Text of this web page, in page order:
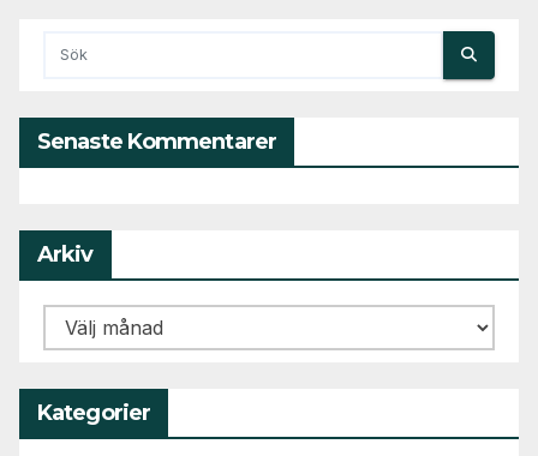
Senaste Kommentarer
Arkiv
Arkiv
Kategorier